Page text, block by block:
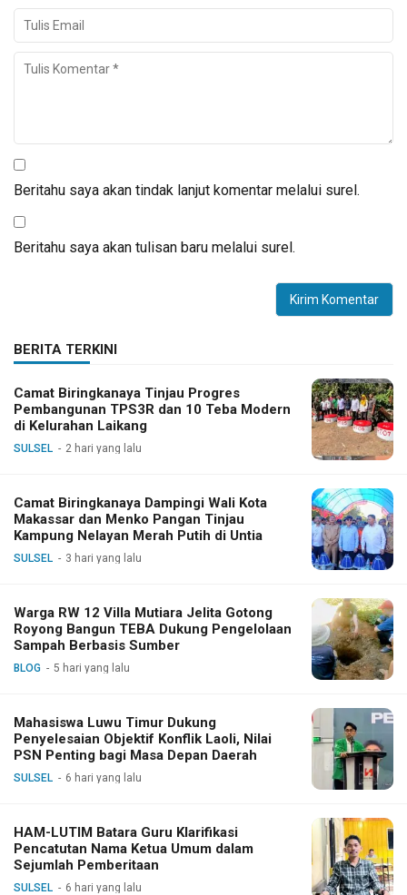
Beritahu saya akan tindak lanjut komentar melalui surel.
Beritahu saya akan tulisan baru melalui surel.
BERITA TERKINI
Camat Biringkanaya Tinjau Progres
Pembangunan TPS3R dan 10 Teba Modern
di Kelurahan Laikang
SULSEL 2 hari yang lalu
Camat Biringkanaya Dampingi Wali Kota
Makassar dan Menko Pangan Tinjau
Kampung Nelayan Merah Putih di Untia
SULSEL 3 hari yang lalu
Warga RW 12 Villa Mutiara Jelita Gotong
Royong Bangun TEBA Dukung Pengelolaan
Sampah Berbasis Sumber
BLOG 5 hari yang lalu
Mahasiswa Luwu Timur Dukung
Penyelesaian Objektif Konflik Laoli, Nilai
PSN Penting bagi Masa Depan Daerah
SULSEL 6 hari yang lalu
HAM-LUTIM Batara Guru Klarifikasi
Pencatutan Nama Ketua Umum dalam
Sejumlah Pemberitaan
SULSEL 6 hari yang lalu